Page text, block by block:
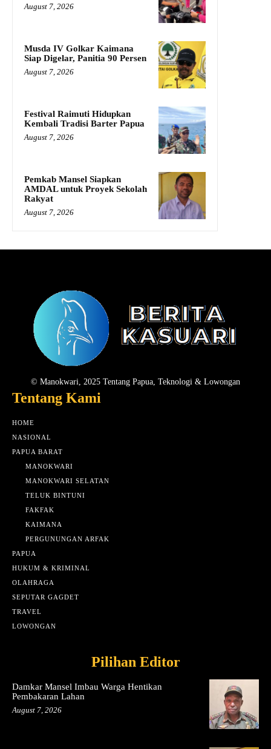
August 7, 2026
Musda IV Golkar Kaimana
Siap Digelar, Panitia 90 Persen
August 7, 2026
Festival Raimuti Hidupkan
Kembali Tradisi Barter Papua
August 7, 2026
Pemkab Mansel Siapkan
AMDAL untuk Proyek Sekolah
Rakyat
August 7, 2026
© Manokwari, 2025 Tentang Papua, Teknologi & Lowongan
Tentang Kami
HOME
NASIONAL
PAPUA BARAT
MANOKWARI
MANOKWARI SELATAN
TELUK BINTUNI
FAKFAK
KAIMANA
PERGUNUNGAN ARFAK
PAPUA
HUKUM & KRIMINAL
OLAHRAGA
SEPUTAR GAGDET
TRAVEL
LOWONGAN
Pilihan Editor
Damkar Mansel Imbau Warga Hentikan
Pembakaran Lahan
August 7, 2026